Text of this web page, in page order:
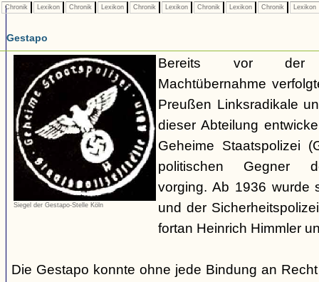
Chronik Lexikon Chronik Lexikon Chronik Lexikon Chronik Lexikon Chronik Lexikon
Gestapo
Siegel der Gestapo-Stelle Köln
Bereits vor der
Machtübernahme
Preußen Linksradikale
dieser Abteilung
Geheime Staatspolizei
politischen Gegner
vorging. Ab 1936 wurde
und der
fortan Heinrich Himmler
Die Gestapo konnte ohne jede Bindung an